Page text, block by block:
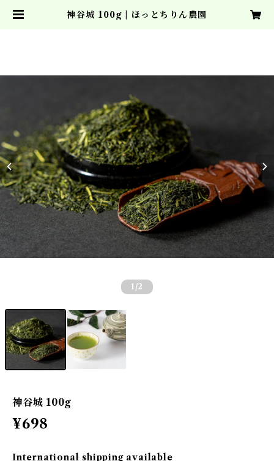
神谷城 100g | ほっとちりん農園
1 /2
神谷城 100g
¥698
International shipping available